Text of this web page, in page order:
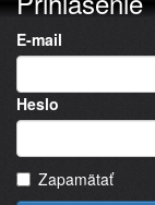
E-mail
Heslo
Zapamätať